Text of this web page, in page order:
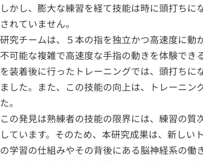
しかし、膨大な練習を経て技能は時に頭打ち
されていません。
研究チームは、５本の指を独立かつ高速度に動
不可能な複雑で高速度な手指の動きを体験でき
を装着後に行ったトレーニングでは、頭打ちに
ました。また、この技能の向上は、トレーニ
た。
この発見は熟練者の技能の限界には、練習の
しています。そのため、本研究成果は、新し
の学習の仕組みやその背後にある脳神経系の